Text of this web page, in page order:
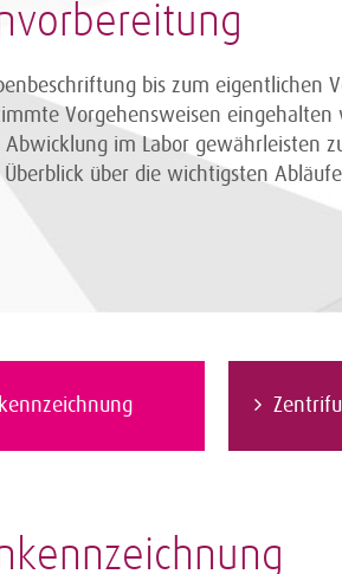
bis zum eigentlichen
Vorgehensweisen
Abwicklung im Labor gewährleisten
Überblick über die wichtigsten